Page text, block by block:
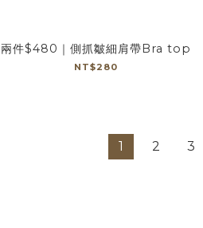
兩件$480｜側抓皺細肩帶Bra top
NT$280
1 2 3